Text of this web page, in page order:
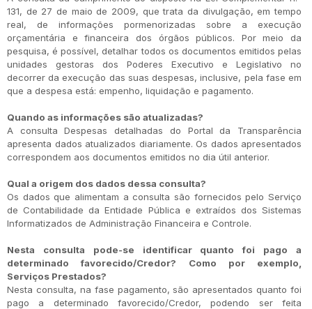
131, de 27 de maio de 2009, que trata da divulgação, em tempo
real, de informações pormenorizadas sobre a execução
orçamentária e financeira dos órgãos públicos. Por meio da
pesquisa, é possível, detalhar todos os documentos emitidos pelas
unidades gestoras dos Poderes Executivo e Legislativo no
decorrer da execução das suas despesas, inclusive, pela fase em
que a despesa está: empenho, liquidação e pagamento.
Quando as informações são atualizadas?
A consulta Despesas detalhadas do Portal da Transparência
apresenta dados atualizados diariamente. Os dados apresentados
correspondem aos documentos emitidos no dia útil anterior.
Qual a origem dos dados dessa consulta?
Os dados que alimentam a consulta são fornecidos pelo Serviço
de Contabilidade da Entidade Pública e extraídos dos Sistemas
Informatizados de Administração Financeira e Controle.
Nesta consulta pode-se identificar quanto foi pago a
determinado favorecido/Credor? Como por exemplo,
Serviços Prestados?
Nesta consulta, na fase pagamento, são apresentados quanto foi
pago a determinado favorecido/Credor, podendo ser feita